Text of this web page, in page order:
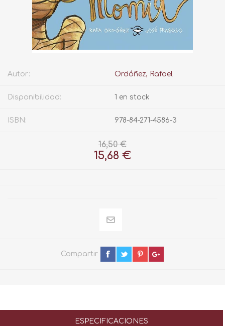
Autor: Ordóñez, Rafael
Disponibilidad: 1 en stock
ISBN: 978-84-271-4586-3
16,50 €
15,68 €
Compartir
ESPECIFICACIONES